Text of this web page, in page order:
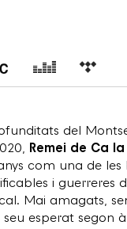
del
Remei de Ca
com una de les
i guerreres
Mai amagats,
esperat segon